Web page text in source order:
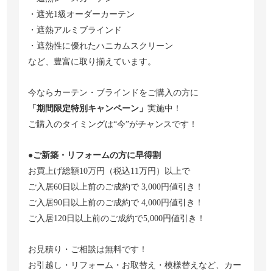
・遮光1級オーダーカーテン
・遮熱アルミブラインド
・遮熱性に優れたハニカムスクリーン
など、豊富に取り揃えています。
今ならカーテン・ブラインドをご購入の方に
「期間限定特別キャンペーン」実施中！
ご購入のタイミングは“今”がチャンスです！
●ご新築・リフォームの方に早得割
お買上げ総額10万円（税込11万円）以上で
ご入居60日以上前のご成約で 3,000円値引き！
ご入居90日以上前のご成約で 4,000円値引き！
ご入居120日以上前のご成約で5,000円値引き！
お見積り・ご相談は無料です！
お引越し・リフォーム・お取替え・模様替えなど、カー